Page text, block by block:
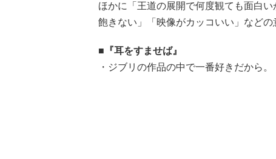
ほかに「王道の展開で何度観ても面白
飽きない」「映像がカッコいい」などの
■『耳をすませば』
・ジブリの作品の中で一番好きだから